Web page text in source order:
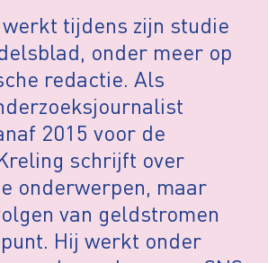
tijdens zijn studie
onder meer op
redactie. Als
2015 voor de
schrijft over
onderwerpen, maar
van geldstromen
Hij werkt onder